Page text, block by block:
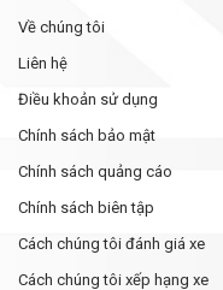
Về chúng tôi
Liên hệ
Điều khoản sử dụng
Chính sách bảo mật
Chính sách quảng cáo
Chính sách biên tập
Cách chúng tôi đánh giá xe
Cách chúng tôi xếp hạng xe